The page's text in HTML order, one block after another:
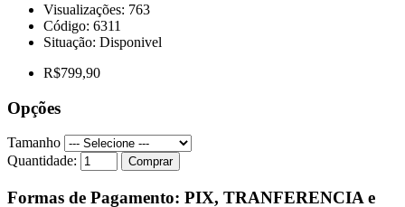
Visualizações: 763
Código: 6311
Situação: Disponivel
R$799,90
Opções
Tamanho
Quantidade:
Comprar
Formas de Pagamento: PIX, TRANFERENCIA e